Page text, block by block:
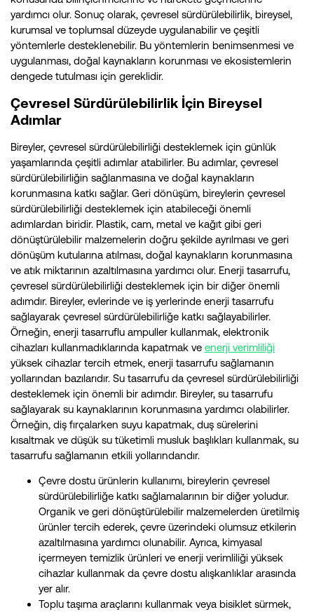
yardımcı olur. Sonuç olarak, çevresel sürdürülebilirlik, bireysel,
kurumsal ve toplumsal düzeyde uygulanabilir ve çeşitli
yöntemlerle desteklenebilir. Bu yöntemlerin benimsenmesi ve
uygulanması, doğal kaynakların korunması ve ekosistemlerin
dengede tutulması için gereklidir.
Çevresel Sürdürülebilirlik İçin Bireysel
Adımlar
Bireyler, çevresel sürdürülebilirliği desteklemek için günlük
yaşamlarında çeşitli adımlar atabilirler. Bu adımlar, çevresel
sürdürülebilirliğin sağlanmasına ve doğal kaynakların
korunmasına katkı sağlar. Geri dönüşüm, bireylerin çevresel
sürdürülebilirliği desteklemek için atabileceği önemli
adımlardan biridir. Plastik, cam, metal ve kağıt gibi geri
dönüştürülebilir malzemelerin doğru şekilde ayrılması ve geri
dönüşüm kutularına atılması, doğal kaynakların korunmasına
ve atık miktarının azaltılmasına yardımcı olur. Enerji tasarrufu,
çevresel sürdürülebilirliği desteklemek için bir diğer önemli
adımdır. Bireyler, evlerinde ve iş yerlerinde enerji tasarrufu
sağlayarak çevresel sürdürülebilirliğe katkı sağlayabilirler.
Örneğin, enerji tasarruflu ampuller kullanmak, elektronik
cihazları kullanmadıklarında kapatmak ve enerji verimliliği
yüksek cihazlar tercih etmek, enerji tasarrufu sağlamanın
yollarından bazılarıdır. Su tasarrufu da çevresel sürdürülebilirliği
desteklemek için önemli bir adımdır. Bireyler, su tasarrufu
sağlayarak su kaynaklarının korunmasına yardımcı olabilirler.
Örneğin, diş fırçalarken suyu kapatmak, duş sürelerini
kısaltmak ve düşük su tüketimli musluk başlıkları kullanmak, su
tasarrufu sağlamanın etkili yollarındandır.
Çevre dostu ürünlerin kullanımı, bireylerin çevresel
sürdürülebilirliğe katkı sağlamalarının bir diğer yoludur.
Organik ve geri dönüştürülebilir malzemelerden üretilmiş
ürünler tercih ederek, çevre üzerindeki olumsuz etkilerin
azaltılmasına yardımcı olunabilir. Ayrıca, kimyasal
içermeyen temizlik ürünleri ve enerji verimliliği yüksek
cihazlar kullanmak da çevre dostu alışkanlıklar arasında
yer alır.
Toplu taşıma araçlarını kullanmak veya bisiklet sürmek,